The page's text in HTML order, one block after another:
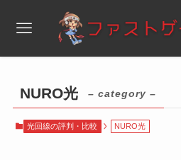
NURO光 – category –
光回線の評判・比較 NURO光